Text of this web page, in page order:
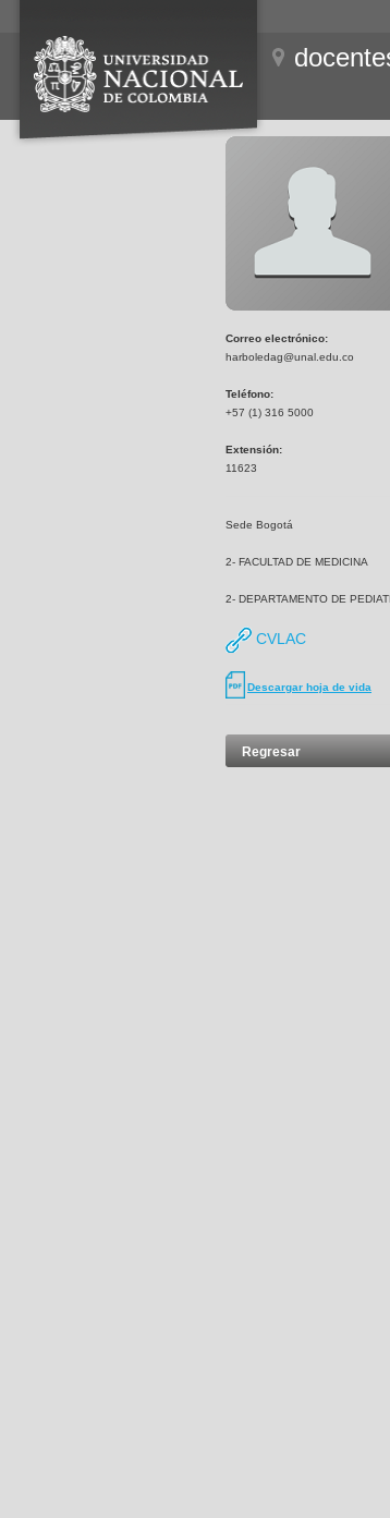
Correo electrónico:
harboledag@unal.edu.co
Teléfono:
+57 (1) 316 5000
Extensión:
11623
Sede Bogotá
2- FACULTAD DE MEDICINA
2- DEPARTAMENTO DE
CVLAC
Descargar hoja de vida
Regresar